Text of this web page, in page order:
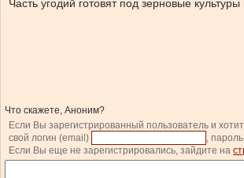
Часть угодий готовят под зерновые
Что скажете, Аноним?
Если Вы зарегистрированный пользователь и
свой логин (email)
, пароль
Если Вы еще не зарегистрировались, зайдите на